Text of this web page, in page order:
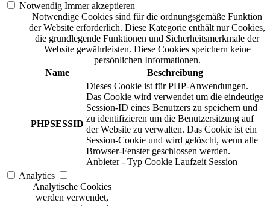
Notwendig Immer akzeptieren
Notwendige Cookies sind für die ordnungsgemäße Funktion
der Website erforderlich. Diese Kategorie enthält nur Cookies,
die grundlegende Funktionen und Sicherheitsmerkmale der
Website gewährleisten. Diese Cookies speichern keine
persönlichen Informationen.
Name
Beschreibung
PHPSESSID
Dieses Cookie ist für PHP-Anwendungen.
Das Cookie wird verwendet um die eindeutige
Session-ID eines Benutzers zu speichern und
zu identifizieren um die Benutzersitzung auf
der Website zu verwalten. Das Cookie ist ein
Session-Cookie und wird gelöscht, wenn alle
Browser-Fenster geschlossen werden.
Anbieter - Typ Cookie Laufzeit Session
Analytics
Analytische Cookies
werden verwendet,